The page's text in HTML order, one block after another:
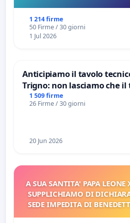
1 214 firme
50 Firme / 30 giorni
1 Jul 2026
Anticipiamo il tavolo
Trigno: non lasciamo che il
rallenti le ricerche di
Racanati
1 509 firme
26 Firme / 30 giorni
20 Jun 2026
A SUA SANTITA' PAPA LEONE
SUPPLICHIAMO DI
SEDE IMPEDITA DI